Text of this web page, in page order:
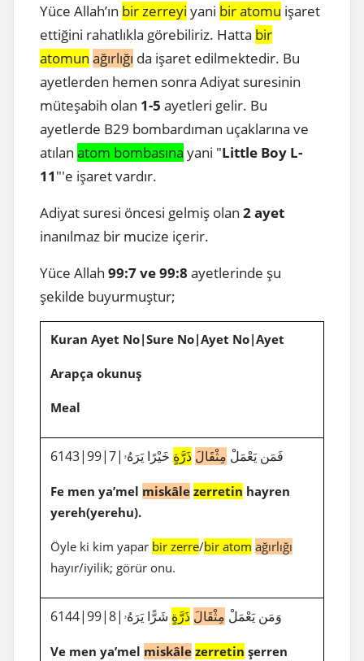
Yüce Allah’ın bir zerreyi yani bir atomu işaret
ettiğini rahatlıkla görebiliriz. Hatta bir
atomun ağırlığı da işaret edilmektedir. Bu
ayetlerden hemen sonra Adiyat suresinin
müteşabih olan 1-5 ayetleri gelir. Bu
ayetlerde B29 bombardıman uçaklarına ve
atılan atom bombasına yani "Little Boy L-
11"'e işaret vardır.
Adiyat suresi öncesi gelmiş olan 2 ayet
inanılmaz bir mucize içerir.
Yüce Allah 99:7 ve 99:8 ayetlerinde şu
şekilde buyurmuştur;
Kuran Ayet No|Sure No|Ayet No|Ayet
Arapça okunuş
Meal
6143|99|7|فَمَن يَعْمَلْ مِثْقَالَ ذَرَّةٍ خَيْرًا يَرَهُۥ
Fe men ya’mel miskâle zerretin hayren
yereh(yerehu).
Öyle ki kim yapar bir zerre/bir atom ağırlığı
hayır/iyilik; görür onu.
6144|99|8|وَمَن يَعْمَلْ مِثْقَالَ ذَرَّةٍ شَرًّا يَرَهُۥ
Ve men ya’mel miskâle zerretin şerren